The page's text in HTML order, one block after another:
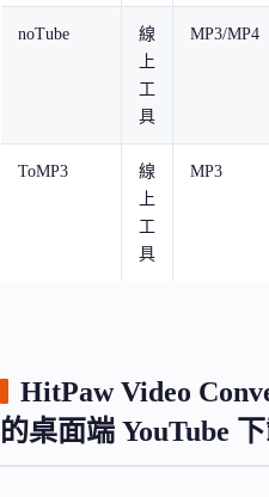
noTube
線
上
工
具
MP3/MP4
ToMP3
線
上
工
具
MP3
HitPaw Video
的桌面端 YouTube